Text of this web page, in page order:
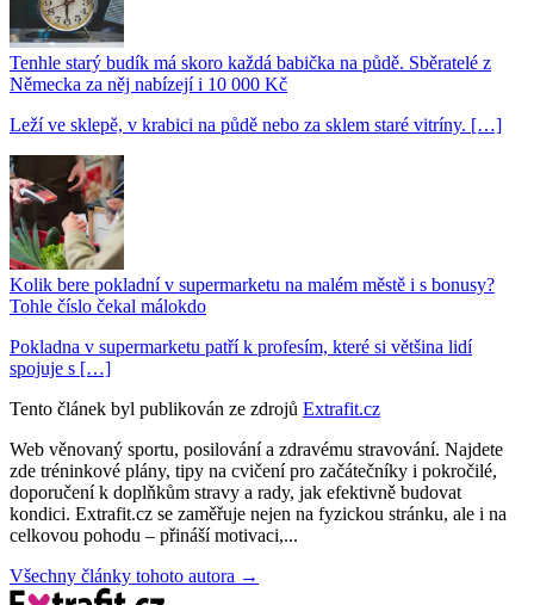
Tenhle starý budík má skoro každá babička na půdě. Sběratelé z
Německa za něj nabízejí i 10 000 Kč
Leží ve sklepě, v krabici na půdě nebo za sklem staré vitríny. […]
Kolik bere pokladní v supermarketu na malém městě i s bonusy?
Tohle číslo čekal málokdo
Pokladna v supermarketu patří k profesím, které si většina lidí
spojuje s […]
Tento článek byl publikován ze zdrojů Extrafit.cz
Web věnovaný sportu, posilování a zdravému stravování. Najdete
zde tréninkové plány, tipy na cvičení pro začátečníky i pokročilé,
doporučení k doplňkům stravy a rady, jak efektivně budovat
kondici. Extrafit.cz se zaměřuje nejen na fyzickou stránku, ale i na
celkovou pohodu – přináší motivaci,...
Všechny články tohoto autora →